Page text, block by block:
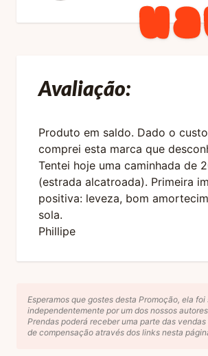
Avaliação:
Produto em saldo. Dado o
comprei esta marca que
Tentei hoje uma caminhada de
(estrada alcatroada). Primeira
positiva: leveza, bom
sola.
Phillipe
Esperamos que gostes desta Promoção, ela
independentemente por um dos nossos
Prendas poderá receber uma parte das
de compensação através dos links nesta